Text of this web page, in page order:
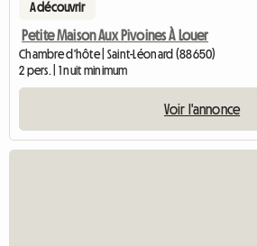
A découvrir
Petite Maison Aux Pivoines À Louer
Chambre d'hôte | Saint-Léonard (88650)
2 pers. | 1 nuit minimum
Voir l'annonce